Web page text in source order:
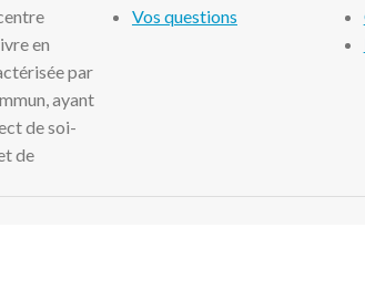
en
par
ayant
de soi-
de
Vos questions